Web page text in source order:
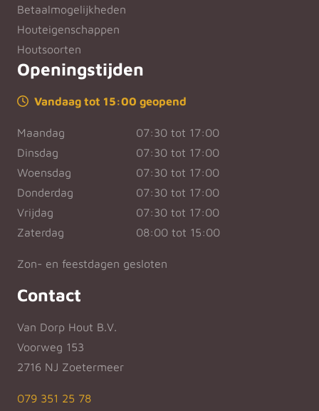
Betaalmogelijkheden
Houteigenschappen
Houtsoorten
Openingstijden
Vandaag tot 15:00 geopend
Maandag
07:30 tot 17:00
Dinsdag
07:30 tot 17:00
Woensdag
07:30 tot 17:00
Donderdag
07:30 tot 17:00
Vrijdag
07:30 tot 17:00
Zaterdag
08:00 tot 15:00
Zon- en feestdagen gesloten
Contact
Van Dorp Hout B.V.
Voorweg 153
2716 NJ Zoetermeer
079 351 25 78